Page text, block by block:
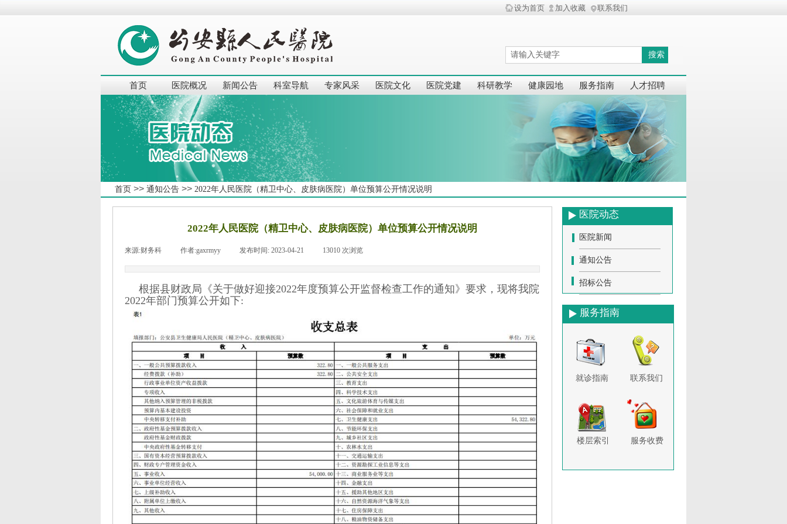
设为首页 加入收藏 联系我们
搜索
首页 医院概况 新闻公告 科室导航 专家风采 医院文化 医院党建 科研教学 健康园地 服务指南 人才招聘
首页 >> 通知公告 >> 2022年人民医院（精卫中心、皮肤病医院）单位预算公开情况说明
2022年人民医院（精卫中心、皮肤病医院）单位预算公开情况说明
来源:财务科 作者:gaxrmyy 发布时间: 2023-04-21 13010 次浏览
根据县财政局《关于做好迎接2022年度预算公开监督检查工作的通知》要求，现将我院
2022年部门预算公开如下:
医院动态
医院新闻
通知公告
招标公告
服务指南
联系我们
就诊指南
楼层索引 服务收费